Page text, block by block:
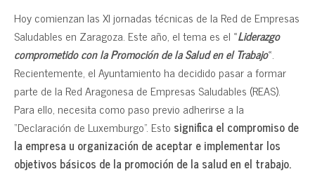
Hoy comienzan las XI jornadas técnicas de la Red de Empresas
Saludables en Zaragoza. Este año, el tema es el «Liderazgo
comprometido con la Promoción de la Salud en el Trabajo«.
Recientemente, el Ayuntamiento ha decidido pasar a formar
parte de la Red Aragonesa de Empresas Saludables (REAS).
Para ello, necesita como paso previo adherirse a la
“Declaración de Luxemburgo”. Esto significa el compromiso de
la empresa u organización de aceptar e implementar los
objetivos básicos de la promoción de la salud en el trabajo.